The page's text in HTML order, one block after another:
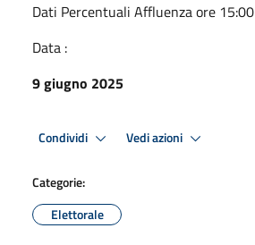
Dati Percentuali Affluenza ore 15:00
Data :
9 giugno 2025
Condividi Vedi azioni
Categorie:
Elettorale